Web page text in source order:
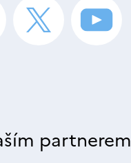
partnerem